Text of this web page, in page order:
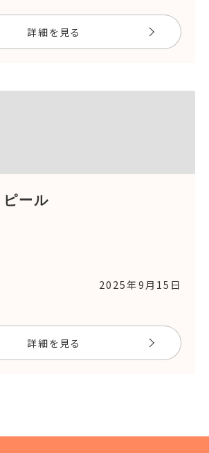
詳細を見る
ピール
2025年9月15日
詳細を見る